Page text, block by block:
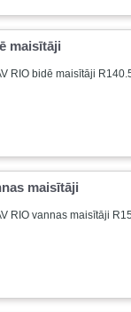
maisītāji
RIO bidē maisītāji
maisītāji
RIO vannas maisītāji